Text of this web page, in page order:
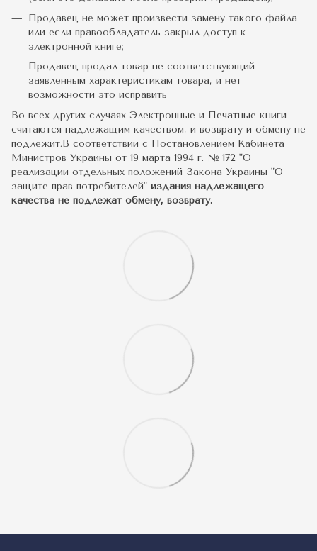
Продавец не может произвести замену такого файла
или если правообладатель закрыл доступ к
электронной книге;
Продавец продал товар не соответствующий
заявленным характеристикам товара, и нет
возможности это исправить
Во всех других случаях Электронные и Печатные книги
считаются надлежащим качеством, и возврату и обмену не
подлежит.В соответствии с Постановлением Кабинета
Министров Украины от 19 марта 1994 г. № 172 "О
реализации отдельных положений Закона Украины "О
защите прав потребителей" издания надлежащего
качества не подлежат обмену, возврату.